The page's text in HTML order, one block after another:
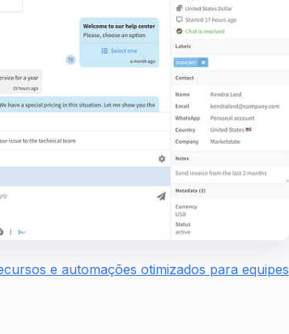
e automações otimizados para equipes